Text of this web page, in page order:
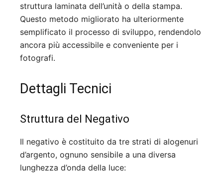
struttura laminata dell’unità o della stampa.
Questo metodo migliorato ha ulteriormente
semplificato il processo di sviluppo, rendendolo
ancora più accessibile e conveniente per i
fotografi.
Dettagli Tecnici
Struttura del Negativo
Il negativo è costituito da tre strati di alogenuri
d’argento, ognuno sensibile a una diversa
lunghezza d’onda della luce: